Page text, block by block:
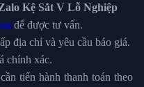
Kệ Sắt V Lỗ Nghiệp
để được tư vấn.
địa chỉ và yêu cầu báo giá.
chính xác.
tiến hành thanh toán theo